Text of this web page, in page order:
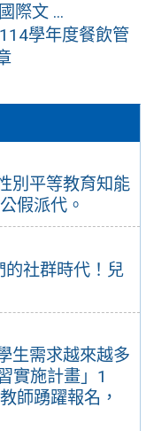
別平等教育知能
假派代。
社群時代！兒
生需求越來越多
實施計畫」1
師踴躍報名，
際文 ...
學年度餐飲管